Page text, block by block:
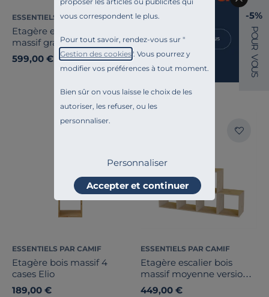
vous correspondent le plus.
Pour tout savoir, rendez-vous sur "
Gestion des cookies". Vous pourrez y
modifier vos préférences à tout moment.
Bien sûr on vous laisse le choix de les
autoriser, les refuser, ou les
personnaliser.
Personnaliser
Accepter et continuer
ESSENTIELS PAR CAMIF
Etagère escalier bois
massif grande version Elio
599,00 €
ESSENTIELS PAR CAMIF
Etagère bois massif 4
cases Elio
189,00 €
ESSENTIELS PAR CAMIF
Etagère escalier bois
massif moyenne version
Elio
449,00 €
-5%
P
O
U
R
V
O
U
S